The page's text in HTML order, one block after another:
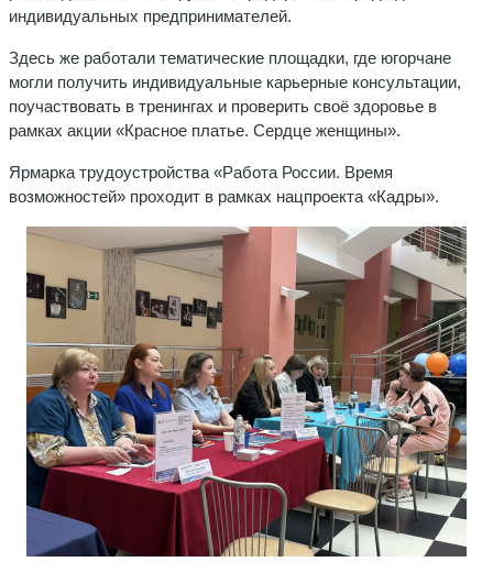
индивидуальных предпринимателей.
Здесь же работали тематические площадки, где югорчане
могли получить индивидуальные карьерные консультации,
поучаствовать в тренингах и проверить своё здоровье в
рамках акции «Красное платье. Сердце женщины».
Ярмарка трудоустройства «Работа России. Время
возможностей» проходит в рамках нацпроекта «Кадры».